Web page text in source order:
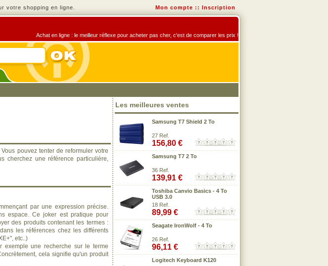
votre shopping en ligne. Mon compte :: Inscription
Achat en ligne : le meilleur réflexe pour acheter pas cher, c'est de comparer les prix !
pouvez tenter de reformuler votre
cherchez une référence particulière,
par une expression précise.
espace. Ce joker est pratique pour
des produits contenant les termes :
les références chez les différents
etc..)
exemple une recherche sur le terme
cela signifie qu'un produit
Les meilleures ventes
Samsung T7 Shield 2 To
27 Ref.
156,80 €
Samsung T7 2 To
36 Ref.
139,91 €
Toshiba Canvio Basics - 4 To
USB 3.0
18 Ref.
89,99 €
Seagate IronWolf - 4 To
26 Ref.
96,11 €
Logitech Keyboard K120